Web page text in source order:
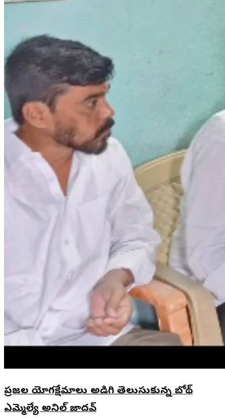
ప్రజల యోగక్షేమాలు అడిగి తెలుసుకున్న బోథ్
ఎమ్మెల్యే అనిల్ జాదవ్